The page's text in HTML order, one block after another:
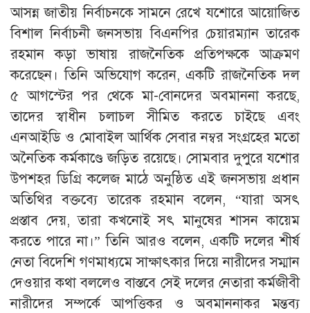
আসন্ন জাতীয় নির্বাচনকে সামনে রেখে যশোরে আয়োজিত
বিশাল নির্বাচনী জনসভায় বিএনপির চেয়ারম্যান তারেক
রহমান কড়া ভাষায় রাজনৈতিক প্রতিপক্ষকে আক্রমণ
করেছেন। তিনি অভিযোগ করেন, একটি রাজনৈতিক দল
৫ আগস্টের পর থেকে মা-বোনদের অবমাননা করছে,
তাদের স্বাধীন চলাচল সীমিত করতে চাইছে এবং
এনআইডি ও মোবাইল আর্থিক সেবার নম্বর সংগ্রহের মতো
অনৈতিক কর্মকাণ্ডে জড়িত রয়েছে। সোমবার দুপুরে যশোর
উপশহর ডিগ্রি কলেজ মাঠে অনুষ্ঠিত এই জনসভায় প্রধান
অতিথির বক্তব্যে তারেক রহমান বলেন, “যারা অসৎ
প্রস্তাব দেয়, তারা কখনোই সৎ মানুষের শাসন কায়েম
করতে পারে না।” তিনি আরও বলেন, একটি দলের শীর্ষ
নেতা বিদেশি গণমাধ্যমে সাক্ষাৎকার দিয়ে নারীদের সম্মান
দেওয়ার কথা বললেও বাস্তবে সেই দলের নেতারা কর্মজীবী
নারীদের সম্পর্কে আপত্তিকর ও অবমাননাকর মন্তব্য